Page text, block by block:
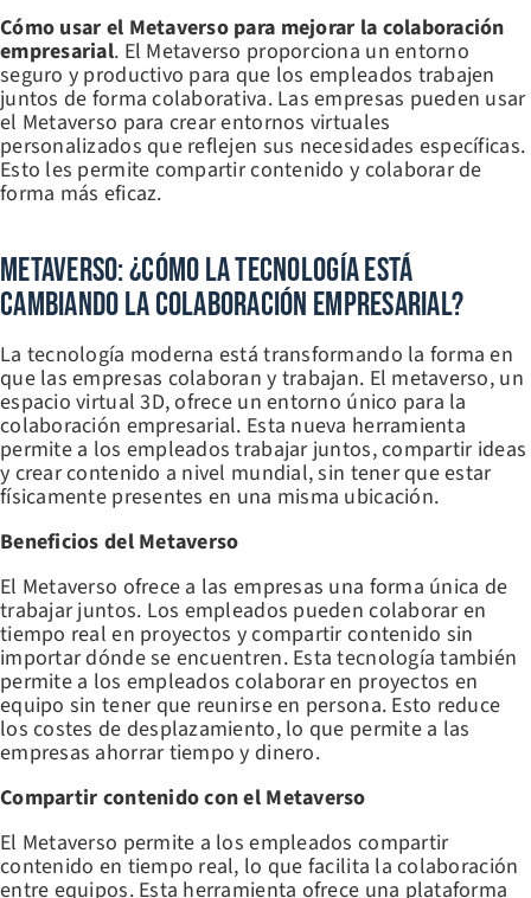
Cómo usar el Metaverso para mejorar la colaboración
empresarial. El Metaverso proporciona un entorno
seguro y productivo para que los empleados trabajen
juntos de forma colaborativa. Las empresas pueden usar
el Metaverso para crear entornos virtuales
personalizados que reflejen sus necesidades específicas.
Esto les permite compartir contenido y colaborar de
forma más eficaz.
Metaverso: ¿Cómo La Tecnología Está
Cambiando La Colaboración Empresarial?
La tecnología moderna está transformando la forma en
que las empresas colaboran y trabajan. El metaverso, un
espacio virtual 3D, ofrece un entorno único para la
colaboración empresarial. Esta nueva herramienta
permite a los empleados trabajar juntos, compartir ideas
y crear contenido a nivel mundial, sin tener que estar
físicamente presentes en una misma ubicación.
Beneficios del Metaverso
El Metaverso ofrece a las empresas una forma única de
trabajar juntos. Los empleados pueden colaborar en
tiempo real en proyectos y compartir contenido sin
importar dónde se encuentren. Esta tecnología también
permite a los empleados colaborar en proyectos en
equipo sin tener que reunirse en persona. Esto reduce
los costes de desplazamiento, lo que permite a las
empresas ahorrar tiempo y dinero.
Compartir contenido con el Metaverso
El Metaverso permite a los empleados compartir
contenido en tiempo real, lo que facilita la colaboración
entre equipos. Esta herramienta ofrece una plataforma